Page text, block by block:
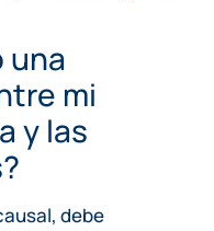
una
mi
y las
debe